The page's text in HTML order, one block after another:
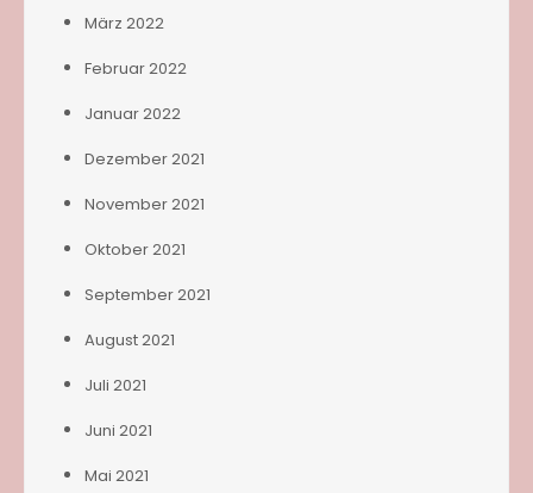
März 2022
Februar 2022
Januar 2022
Dezember 2021
November 2021
Oktober 2021
September 2021
August 2021
Juli 2021
Juni 2021
Mai 2021